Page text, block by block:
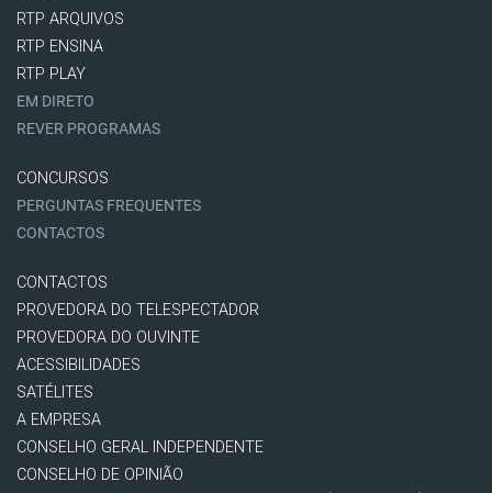
RTP ARQUIVOS
RTP ENSINA
RTP PLAY
EM DIRETO
REVER PROGRAMAS
CONCURSOS
PERGUNTAS FREQUENTES
CONTACTOS
CONTACTOS
PROVEDORA DO TELESPECTADOR
PROVEDORA DO OUVINTE
ACESSIBILIDADES
SATÉLITES
A EMPRESA
CONSELHO GERAL INDEPENDENTE
CONSELHO DE OPINIÃO